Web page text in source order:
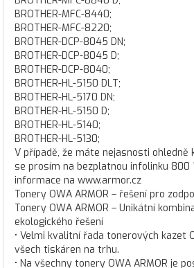
BROTHER-MFC-8440;
BROTHER-MFC-8220;
BROTHER-DCP-8045 DN;
BROTHER-DCP-8045 D;
BROTHER-DCP-8040;
BROTHER-HL-5150 DLT;
BROTHER-HL-5170 DN;
BROTHER-HL-5150 D;
BROTHER-HL-5140;
BROTHER-HL-5130;
V případě, že máte nejasnosti
se prosím na bezplatnou infolinku 800
informace na www.armor.cz
Tonery OWA ARMOR – řešení pro
Tonery OWA ARMOR – Unikátní
ekologického řešení
• Velmi kvalitní řada tonerových kazet
všech tiskáren na trhu.
• Na všechny tonery OWA ARMOR je